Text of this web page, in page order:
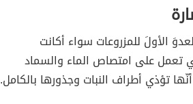
الأولَ للمزروعات سواء أكانت
على امتصاص الماء والسماد
تؤذي أطراف النبات وجذورها بالكامل.